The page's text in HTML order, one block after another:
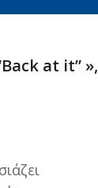
at it” »,